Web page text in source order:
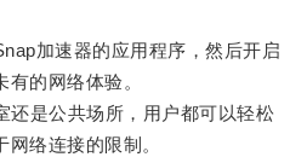
加速器的应用程序，然后开启
的网络体验。
是公共场所，用户都可以轻松
络连接的限制。